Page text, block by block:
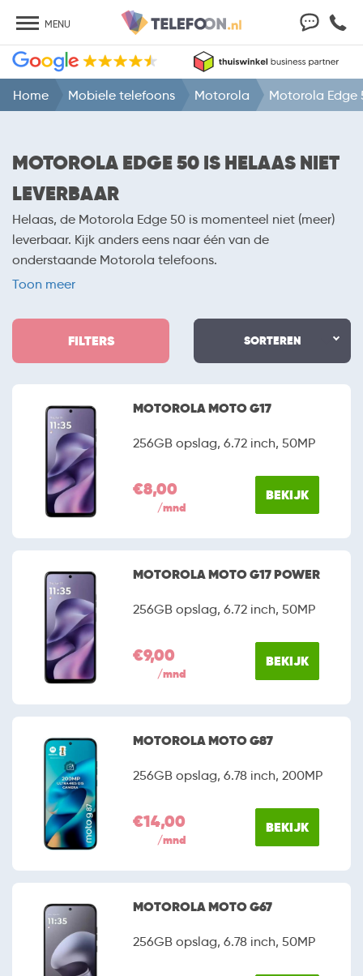
MENU
Home Mobiele telefoons Motorola Motorola Edge
MOTOROLA EDGE 50 IS HELAAS NIET
LEVERBAAR
Helaas, de Motorola Edge 50 is momenteel niet (meer)
leverbaar. Kijk anders eens naar één van de
onderstaande Motorola telefoons.
Toon meer
SORTEREN
FILTERS
MOTOROLA MOTO G17
256GB opslag, 6.72 inch, 50MP
€8,00
/mnd
BEKIJK
MOTOROLA MOTO G17 POWER
256GB opslag, 6.72 inch, 50MP
€9,00
/mnd
BEKIJK
MOTOROLA MOTO G87
256GB opslag, 6.78 inch, 200MP
€14,00
/mnd
BEKIJK
MOTOROLA MOTO G67
256GB opslag, 6.78 inch, 50MP